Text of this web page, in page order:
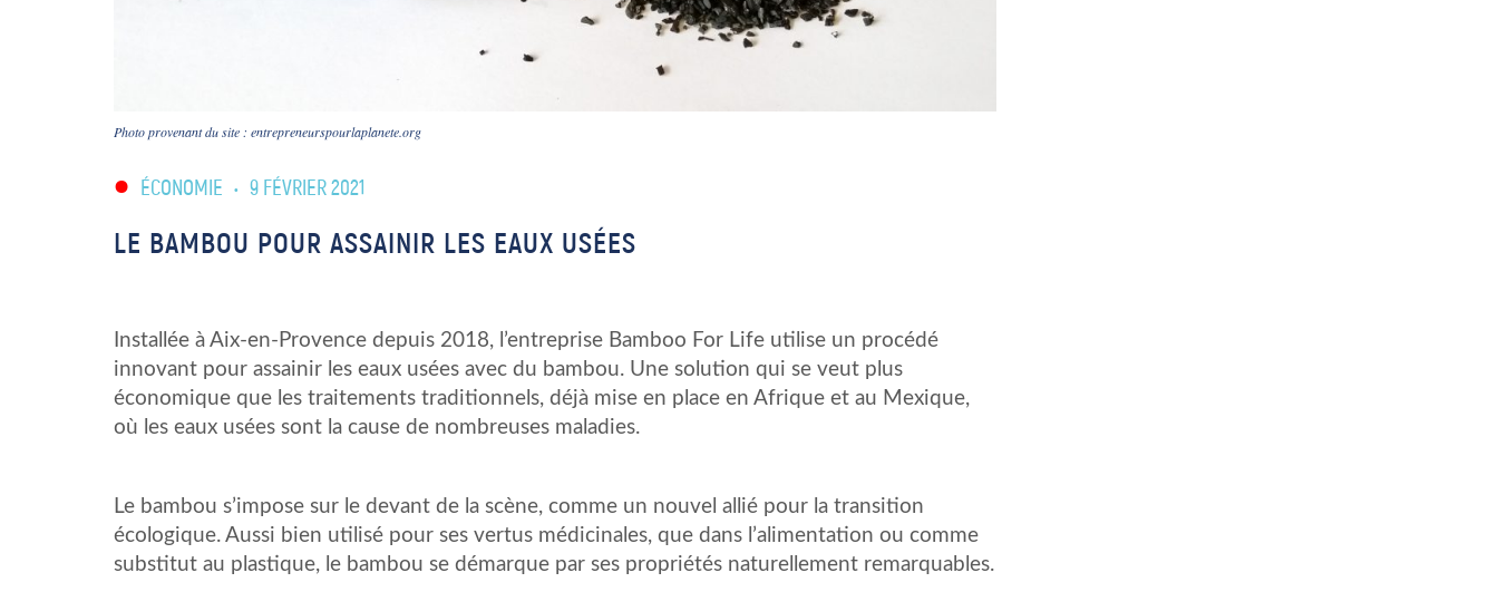
Photo provenant du site : entrepreneurspourlaplanete.org
ÉCONOMIE • 9 FÉVRIER 2021
LE BAMBOU POUR ASSAINIR LES EAUX USÉES
Installée à Aix-en-Provence depuis 2018, l’entreprise Bamboo For Life utilise un procédé
innovant pour assainir les eaux usées avec du bambou. Une solution qui se veut plus
économique que les traitements traditionnels, déjà mise en place en Afrique et au Mexique,
où les eaux usées sont la cause de nombreuses maladies.
Le bambou s’impose sur le devant de la scène, comme un nouvel allié pour la transition
écologique. Aussi bien utilisé pour ses vertus médicinales, que dans l’alimentation ou comme
substitut au plastique, le bambou se démarque par ses propriétés naturellement remarquables.